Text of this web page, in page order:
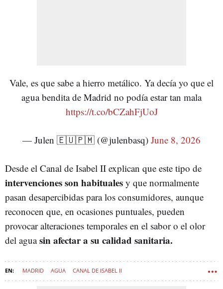
Vale, es que sabe a hierro metálico. Ya decía yo que el
agua bendita de Madrid no podía estar tan mala
https://t.co/bCZahFjUoJ
— Julen 🇪🇺🇵🇲 (@julenbasq) June 8, 2026
Desde el Canal de Isabel II explican que este tipo de
intervenciones son habituales y que normalmente
pasan desapercibidas para los consumidores, aunque
reconocen que, en ocasiones puntuales, pueden
provocar alteraciones temporales en el sabor o el olor
del aguasin afectar a su calidad sanitaria.
MADRID AGUA CANAL DE ISABEL II